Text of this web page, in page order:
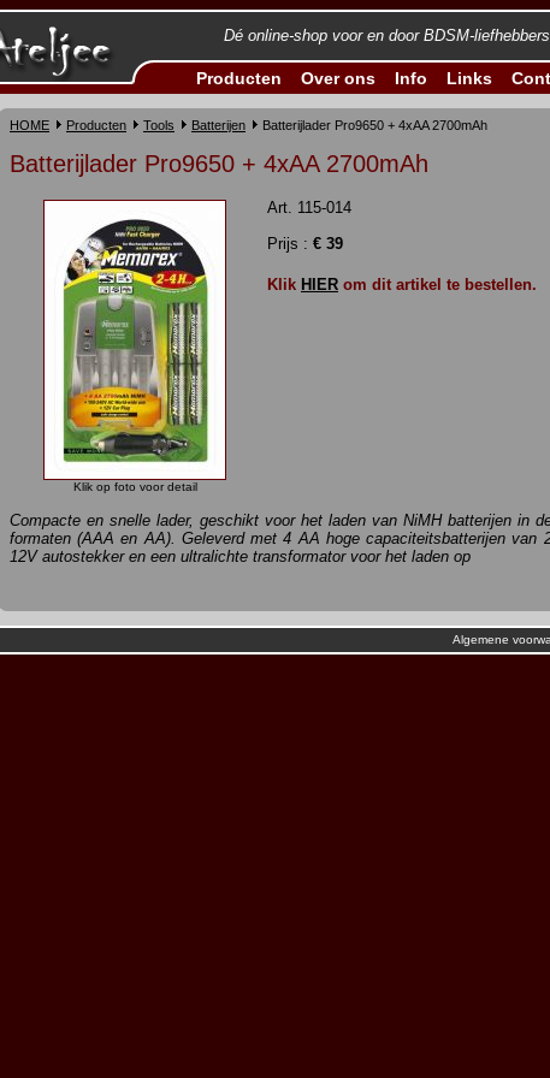
Dé online-shop voor en door BDSM-liefhebbers
Producten Over ons Info Links
HOME Producten Tools Batterijen Batterijlader Pro9650 + 4xAA 2700mAh
Batterijlader Pro9650 + 4xAA 2700mAh
Klik op foto voor detail
Art. 115-014
Prijs : € 39
Klik HIER om dit artikel te bestellen.
Compacte en snelle lader, geschikt voor het laden van NiMH batterijen in
formaten (AAA en AA). Geleverd met 4 AA hoge capaciteitsbatterijen van
12V autostekker en een ultralichte transformator voor het laden op
Algemene